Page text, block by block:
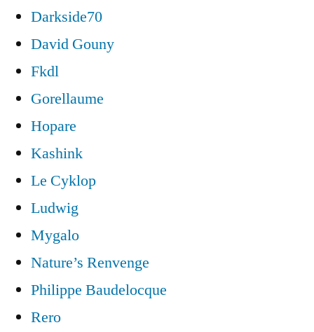
Darkside70
David Gouny
Fkdl
Gorellaume
Hopare
Kashink
Le Cyklop
Ludwig
Mygalo
Nature’s Renvenge
Philippe Baudelocque
Rero